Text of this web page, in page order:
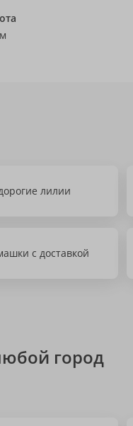
лилии
с доставкой
город